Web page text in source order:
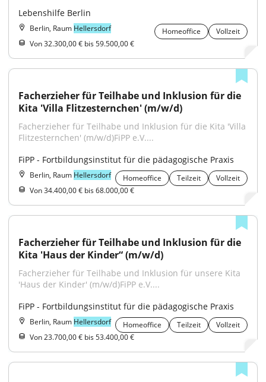
Lebenshilfe Berlin
Berlin, Raum Hellersdorf Homeoffice
Vollzeit
Von 32.300,00 € bis 59.500,00 €
Facherzieher für Teilhabe und Inklusion für die
Kita 'Villa Flitzesternchen' (m/w/d)
Facherzieher für Teilhabe und Inklusion für die Kita 'Villa
Flitzesternchen' (m/w/d)FiPP e.V....
FiPP - Fortbildungsinstitut für die pädagogische Praxis
Berlin, Raum Hellersdorf Homeoffice Teilzeit
Vollzeit
Von 34.400,00 € bis 68.000,00 €
Facherzieher für Teilhabe und Inklusion für die
Kita 'Haus der Kinder“ (m/w/d)
Facherzieher für Teilhabe und Inklusion für unsere Kita
'Haus der Kinder' (m/w/d)FiPP e.V....
FiPP - Fortbildungsinstitut für die pädagogische Praxis
Berlin, Raum Hellersdorf Homeoffice Teilzeit
Vollzeit
Von 23.700,00 € bis 53.400,00 €